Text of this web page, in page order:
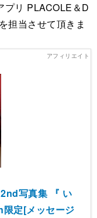
リ PLACOLE＆D
担当させて頂きま
写真集 『 い
定[メッセージ